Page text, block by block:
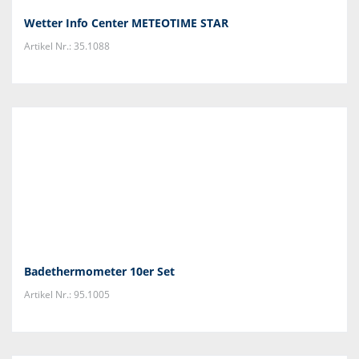
Wetter Info Center METEOTIME STAR
Artikel Nr.: 35.1088
Badethermometer 10er Set
Artikel Nr.: 95.1005